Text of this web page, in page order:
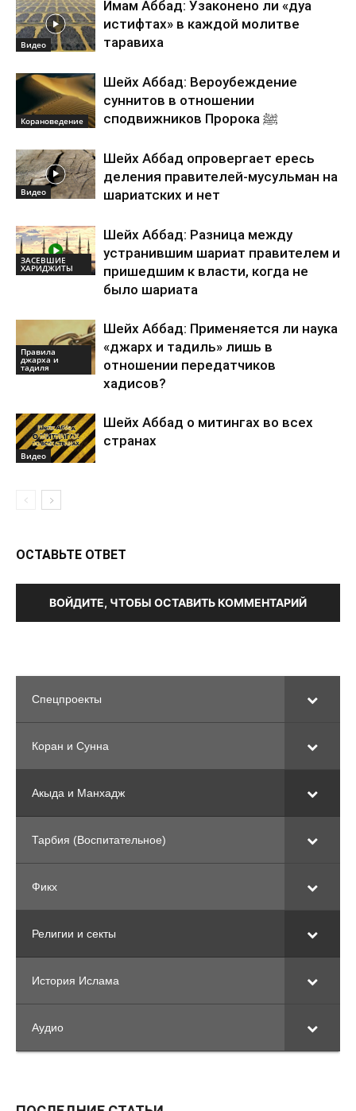
Видео
Имам Аббад: Узаконено ли «дуа
истифтах» в каждой молитве
таравиха
Корановедение
Шейх Аббад: Вероубеждение
суннитов в отношении
сподвижников Пророка ﷺ
Видео
Шейх Аббад опровергает ересь
деления правителей-мусульман на
шариатских и нет
ЗАСЕВШИЕ
ХАРИДЖИТЫ
Шейх Аббад: Разница между
устранившим шариат правителем и
пришедшим к власти, когда не
было шариата
Правила
джарха и
тадиля
Шейх Аббад: Применяется ли наука
«джарх и тадиль» лишь в
отношении передатчиков
хадисов?
Видео
Шейх Аббад о митингах во всех
странах
ОСТАВЬТЕ ОТВЕТ
ВОЙДИТЕ, ЧТОБЫ ОСТАВИТЬ КОММЕНТАРИЙ
Спецпроекты
Коран и Сунна
Акыда и Манхадж
Тарбия (Воспитательное)
Фикх
Религии и секты
История Ислама
Аудио